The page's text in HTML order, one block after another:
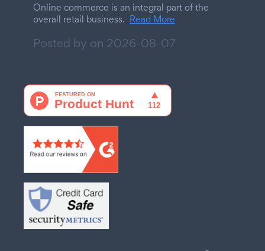
Online commerce is an integral part of the
overall retail business. Read More
Posted by on 2026-08-07